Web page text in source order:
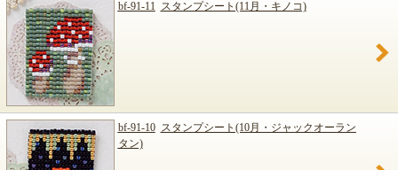
bf-91-11 スタンプシート(11月・キノコ)
bf-91-10 スタンプシート(10月・ジャックオーラン
タン)